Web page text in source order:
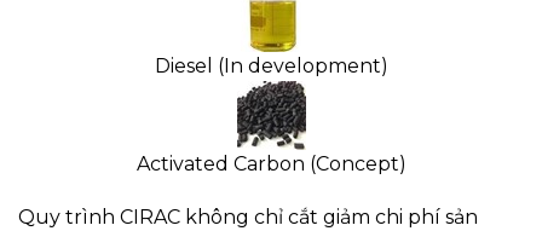
Diesel (In development)
Activated Carbon (Concept)
Quy trình CIRAC không chỉ cắt giảm chi phí sản